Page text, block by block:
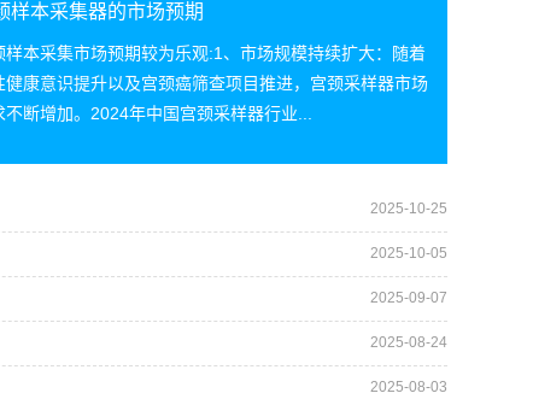
样本采集器的市场预期
样本采集市场预期较为乐观:1、市场规模持续扩大：随着
健康意识提升以及宫颈癌筛查项目推进，宫颈采样器市场
不断增加。2024年中国宫颈采样器行业...
2025-10-25
2025-10-05
2025-09-07
2025-08-24
2025-08-03